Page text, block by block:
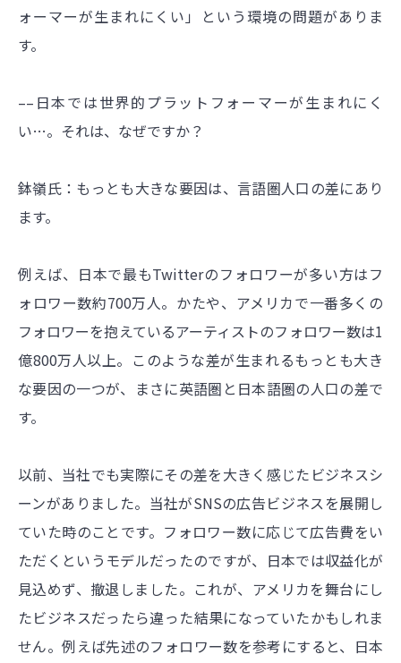
ォーマーが生まれにくい」という環境の問題がありま
す。
––日本では世界的プラットフォーマーが生まれにく
い…。それは、なぜですか？
鉢嶺氏：もっとも大きな要因は、言語圏人口の差にあり
ます。
例えば、日本で最もTwitterのフォロワーが多い方はフ
ォロワー数約700万人。かたや、アメリカで一番多くの
フォロワーを抱えているアーティストのフォロワー数は1
億800万人以上。このような差が生まれるもっとも大き
な要因の一つが、まさに英語圏と日本語圏の人口の差で
す。
以前、当社でも実際にその差を大きく感じたビジネスシ
ーンがありました。当社がSNSの広告ビジネスを展開し
ていた時のことです。フォロワー数に応じて広告費をい
ただくというモデルだったのですが、日本では収益化が
見込めず、撤退しました。これが、アメリカを舞台にし
たビジネスだったら違った結果になっていたかもしれま
せん。例えば先述のフォロワー数を参考にすると、日本